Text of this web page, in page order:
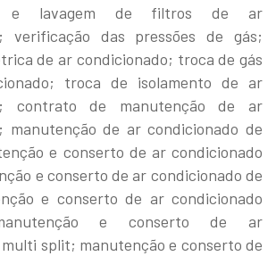
e lavagem de filtros de ar
verificação das pressões de gás;
de ar condicionado; troca de gás
troca de isolamento de ar
contrato de manutenção de ar
manutenção de ar condicionado de
e conserto de ar condicionado
e conserto de ar condicionado de
e conserto de ar condicionado
e conserto de ar
split; manutenção e conserto de